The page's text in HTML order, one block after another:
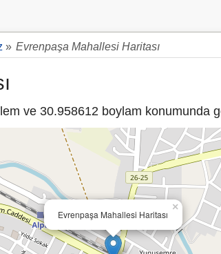
» Evrenpaşa Mahallesi Haritası
ve 30.958612 boylam konumunda
Evrenpaşa Mahallesi Haritası
×